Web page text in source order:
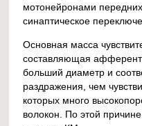
мотонейронами
синаптическое
Основная масса
составляющая
больший диаметр и
раздражения, чем
которых много
волокон. По этой